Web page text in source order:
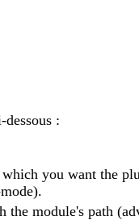
:
you want the
the module's path